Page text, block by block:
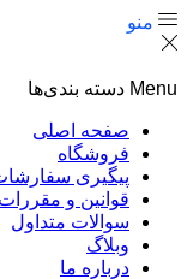
منو
Menu دسته بندی‌ها
صفحه اصلی
فروشگاه
پیگیری
قوانین و مقررات
سوالات متداول
وبلاگ
درباره ما